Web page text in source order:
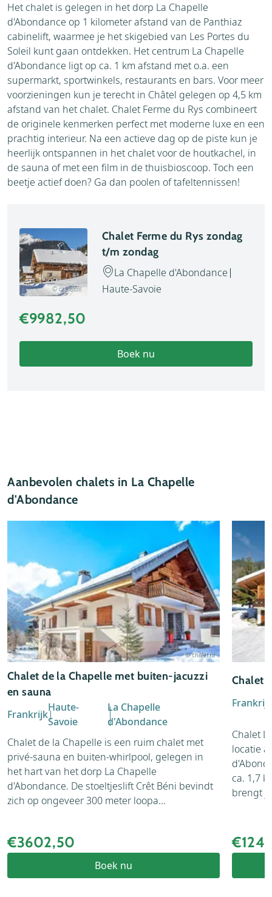
Het chalet is gelegen in het dorp La Chapelle
d'Abondance op 1 kilometer afstand van de Panthiaz
cabinelift, waarmee je het skigebied van Les Portes du
Soleil kunt gaan ontdekken. Het centrum La Chapelle
d'Abondance ligt op ca. 1 km afstand met o.a. een
supermarkt, sportwinkels, restaurants en bars. Voor meer
voorzieningen kun je terecht in Châtel gelegen op 4,5 km
afstand van het chalet. Chalet Ferme du Rys combineert
de originele kenmerken perfect met moderne luxe en een
prachtig interieur. Na een actieve dag op de piste kun je
heerlijk ontspannen in het chalet voor de houtkachel, in
de sauna of met een film in de thuisbioscoop. Toch een
beetje actief doen? Ga dan poolen of tafeltennissen!
© chalet.nl
Chalet Ferme du Rys zondag
t/m zondag
La Chapelle d'Abondance
Haute-Savoie
€9982,50
Boek nu
Aanbevolen chalets in La Chapelle
d'Abondance
© chalet.nl
Chalet de la Chapelle met buiten-jacuzzi
en sauna
Frankrijk
Haute-
Savoie
La Chapelle
d'Abondance
Chalet de la Chapelle is een ruim chalet met
privé-sauna en buiten-whirlpool, gelegen in
het hart van het dorp La Chapelle
d'Abondance. De stoeltjeslift Crêt Béni bevindt
zich op ongeveer 300 meter loopa...
€3602,50
Boek nu
Chalet
Frankrijk
Chalet
locatie
ca. 1,7
brengt